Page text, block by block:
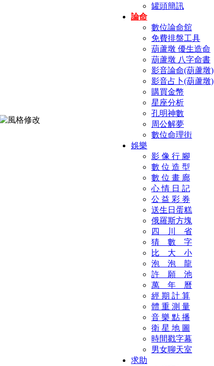
罐頭簡訊
論命
數位論命舘
免費排盤工具
葫蘆墩 優生造命
葫蘆墩 八字命書
影音論命(葫蘆墩)
影音占卜(葫蘆墩)
購買金幣
星座分析
孔明神數
周公解夢
數位命理街
娛樂
影 像 行 腳
數 位 造 型
數 位 畫 廊
心 情 日 記
公 益 彩 券
送生日蛋糕
俄羅斯方塊
四 川 省
猜 數 字
比 大 小
泡 泡 龍
許 願 池
萬 年 曆
經 期 計 算
體 重 測 量
音 樂 點 播
衛 星 地 圖
時間戳字幕
男女聊天室
求助